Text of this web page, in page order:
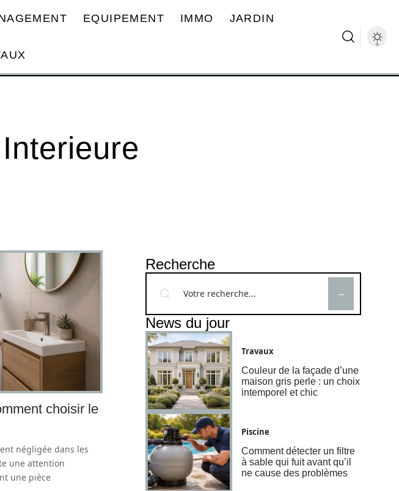
EQUIPEMENT IMMO JARDIN
choisir le
négligée dans les
une attention
une pièce
Recherche
News du jour
Travaux
Couleur de la façade d’une
maison gris perle : un choix
intemporel et chic
Piscine
Comment détecter un filtre
à sable qui fuit avant qu’il
ne cause des problèmes